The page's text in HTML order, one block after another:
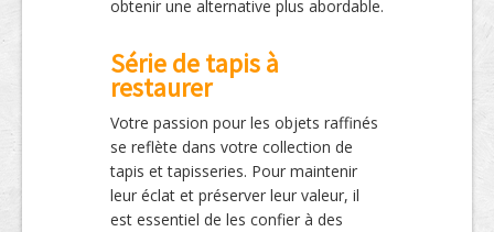
obtenir une alternative plus abordable.
Série de tapis à
restaurer
Votre passion pour les objets raffinés
se reflète dans votre collection de
tapis et tapisseries. Pour maintenir
leur éclat et préserver leur valeur, il
est essentiel de les confier à des